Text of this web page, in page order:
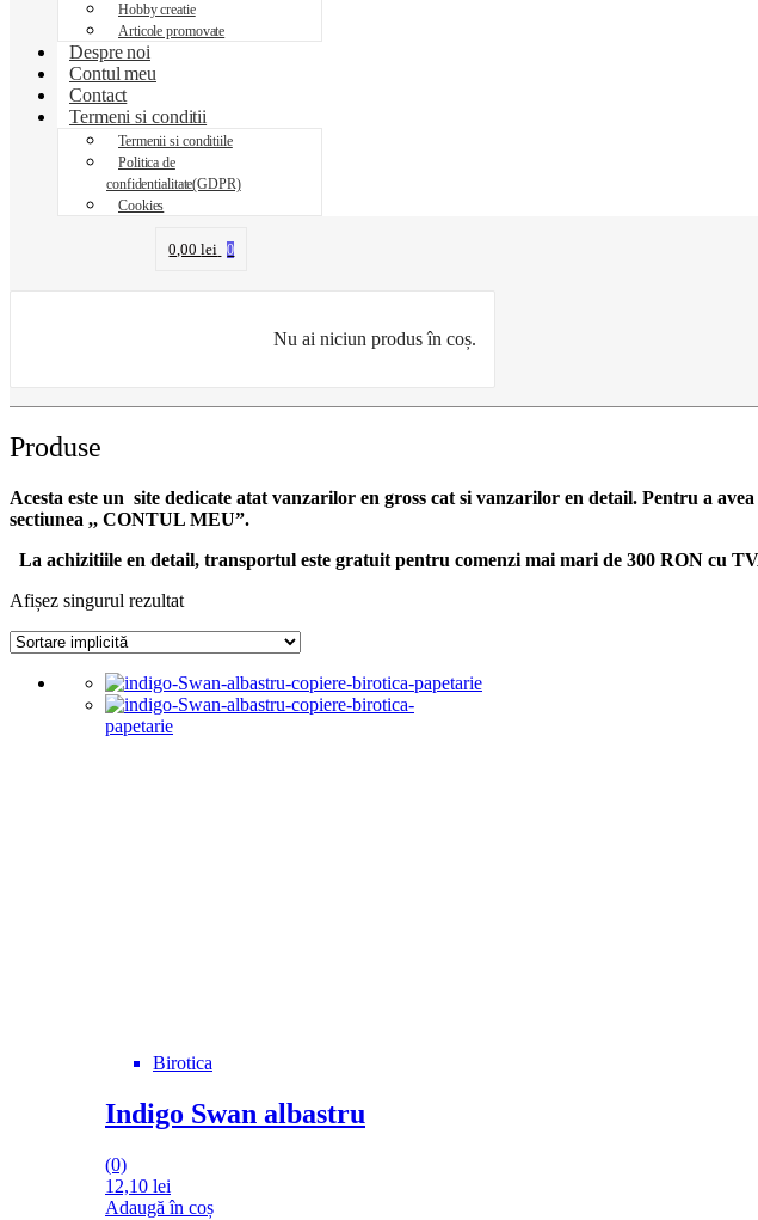
Hobby creatie
Articole promovate
Despre noi
Contul meu
Contact
Termeni si conditii
Termenii si conditiile
Politica de
confidentialitate(GDPR)
Cookies
0,00lei 0
Nu ai niciun produs în coș.
Produse
Acesta este un site dedicate atat vanzarilor en gross cat si vanzarilor en detail. Pentru a
sectiunea ,, CONTUL MEU”.
La achizitiile en detail, transportul este gratuit pentru comenzi mai mari de 300 RON cu
Afișez singurul rezultat
Birotica
Indigo Swan albastru
(0)
12,10 lei
Adaugă în coș